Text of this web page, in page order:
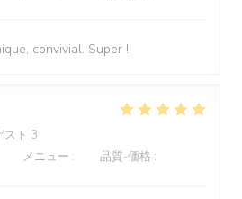
convivial. Super !
スト 3
メニュー : 品質-価格 :